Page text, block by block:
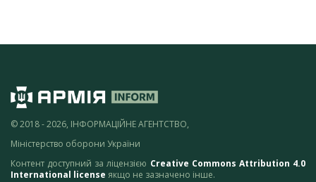
© 2018 - 2026, ІНФОРМАЦІЙНЕ АГЕНТСТВО,
Міністерство оборони України
Контент доступний за ліцензією Creative Commons Attribution 4.0
International license якщо не зазначено інше.